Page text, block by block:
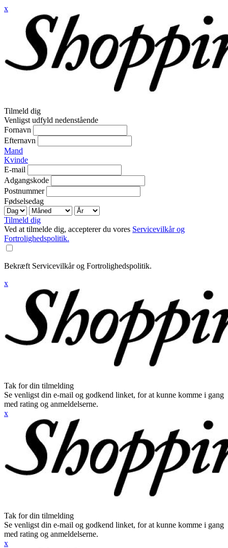
x
Tilmeld dig
Venligst udfyld nedenstående
Fornavn
Efternavn
Mand
Kvinde
E-mail
Adgangskode
Postnummer
Fødselsedag
Tilmeld dig
Ved at tilmelde dig, accepterer du vores Servicevilkår og
Fortrolighedspolitik.
Bekræft Servicevilkår og Fortrolighedspolitik.
x
Tak for din tilmelding
Se venligst din e-mail og godkend linket, for at kunne komme i gang
med rating og anmeldelserne.
x
Tak for din tilmelding
Se venligst din e-mail og godkend linket, for at kunne komme i gang
med rating og anmeldelserne.
x